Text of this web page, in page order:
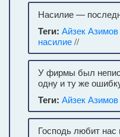
Насилие —
Теги: Айзек Азимов
насилие//
У фирмы был
одну и ту же
Теги: Айзек Азимов
Господь любит нас